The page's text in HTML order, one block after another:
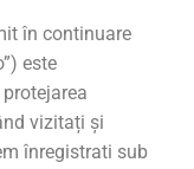
în continuare
este
vizitați și
înregistrati sub